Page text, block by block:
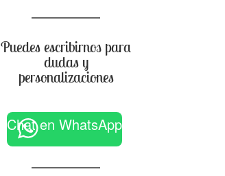
Puedes escribirnos para
dudas y
personalizaciones
Chat en WhatsApp